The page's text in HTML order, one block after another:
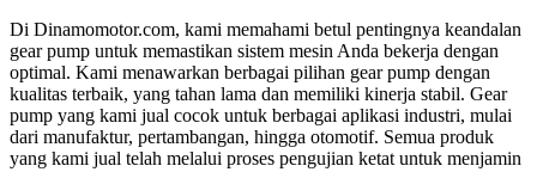
Di Dinamomotor.com, kami memahami betul pentingnya keandalan
gear pump untuk memastikan sistem mesin Anda bekerja dengan
optimal. Kami menawarkan berbagai pilihan gear pump dengan
kualitas terbaik, yang tahan lama dan memiliki kinerja stabil. Gear
pump yang kami jual cocok untuk berbagai aplikasi industri, mulai
dari manufaktur, pertambangan, hingga otomotif. Semua produk
yang kami jual telah melalui proses pengujian ketat untuk menjamin